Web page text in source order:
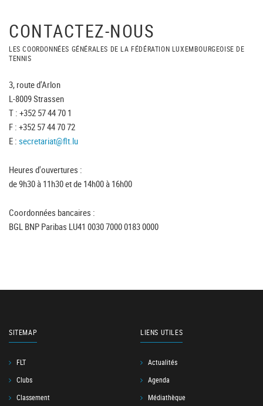
CONTACTEZ-NOUS
LES COORDONNÉES GÉNÉRALES DE LA FÉDÉRATION LUXEMBOURGEOISE DE
TENNIS
3, route d'Arlon
L-8009 Strassen
T : +352 57 44 70 1
F : +352 57 44 70 72
E : secretariat@flt.lu
Heures d'ouvertures :
de 9h30 à 11h30 et de 14h00 à 16h00
Coordonnées bancaires :
BGL BNP Paribas LU41 0030 7000 0183 0000
SITEMAP
FLT
Clubs
Classement
LIENS UTILES
Actualités
Agenda
Médiathèque